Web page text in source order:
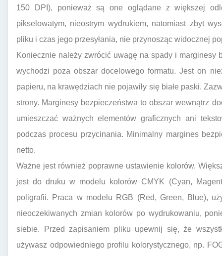
150 DPI), ponieważ są one oglądane z większej
pikselowatym, nieostrym wydrukiem, natomiast zbyt
pliku i czas jego przesyłania, nie przynosząc widocznej
Koniecznie należy zwrócić uwagę na spady i marginesy
wychodzi poza obszar docelowego formatu. Jest on
papieru, na krawędziach nie pojawiły się białe paski.
strony. Marginesy bezpieczeństwa to obszar wewnątrz
umieszczać ważnych elementów graficznych ani
podczas procesu przycinania. Minimalny margines
netto.
Ważne jest również poprawne ustawienie kolorów.
jest do druku w modelu kolorów CMYK (Cyan,
poligrafii. Praca w modelu RGB (Red, Green, Blue),
nieoczekiwanych zmian kolorów po wydrukowaniu,
siebie. Przed zapisaniem pliku upewnij się, że
używasz odpowiedniego profilu kolorystycznego, np.